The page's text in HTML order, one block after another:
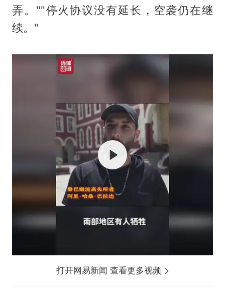
弄。""停火协议没有延长，空袭仍在继
续。"
打开网易新闻 查看更多视频